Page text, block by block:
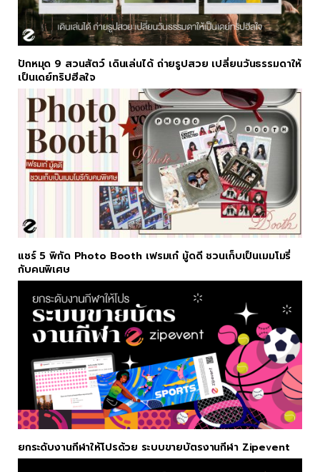
ปักหมุด 9 สวนสัตว์ เดินเล่นได้ ถ่ายรูปสวย เปลี่ยนวันธรรมดาให้
เป็นเดย์ทริปฮีลใจ
แชร์ 5 พิกัด Photo Booth เฟรมเก๋ มู้ดดี ชวนเก็บเป็นเมมโมรี่
กับคนพิเศษ
ยกระดับงานกีฬาให้โปรด้วย ระบบขายบัตรงานกีฬา Zipevent